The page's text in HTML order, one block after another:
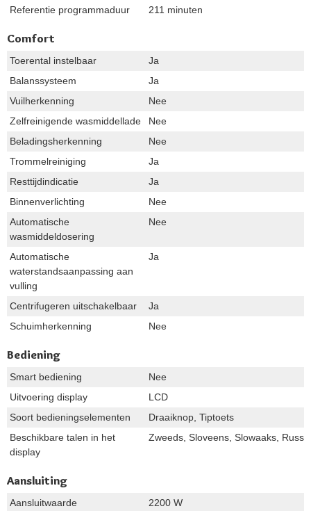
Referentie programmaduur
211 minuten
Comfort
Toerental instelbaar
Ja
Balanssysteem
Ja
Vuilherkenning
Nee
Zelfreinigende wasmiddellade
Nee
Beladingsherkenning
Nee
Trommelreiniging
Ja
Resttijdindicatie
Ja
Binnenverlichting
Nee
Automatische
wasmiddeldosering
Nee
Automatische
waterstandsaanpassing aan
vulling
Ja
Centrifugeren uitschakelbaar
Ja
Schuimherkenning
Nee
Bediening
Smart bediening
Nee
Uitvoering display
LCD
Soort bedieningselementen
Draaiknop, Tiptoets
Beschikbare talen in het
display
Zweeds, Sloveens, Slowaaks,
Aansluiting
Aansluitwaarde
2200 W